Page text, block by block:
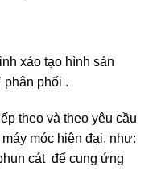
xảo tạo hình sản
phân phối .
theo và theo yêu cầu
móc hiện đại, như:
cát để cung ứng